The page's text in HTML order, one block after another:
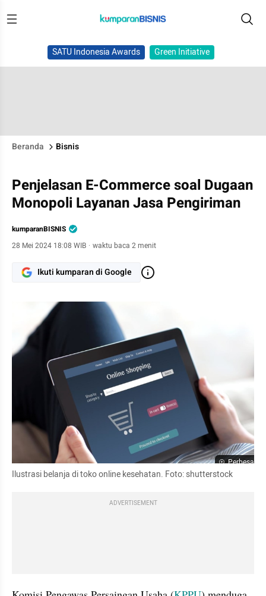
SATU Indonesia Awards Green Initiative
Beranda Bisnis
Penjelasan E-Commerce soal Dugaan
Monopoli Layanan Jasa Pengiriman
kumparanBISNIS
28 Mei 2024 18:08 WIB · waktu baca 2 menit
Ikuti kumparan di Google
Perbesar
Ilustrasi belanja di toko online kesehatan. Foto: shutterstock
ADVERTISEMENT